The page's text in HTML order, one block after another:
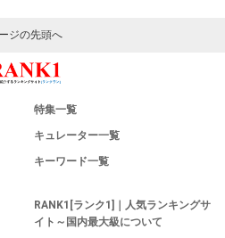
ジの先頭へ
特集一覧
キュレーター一覧
キーワード一覧
RANK1[ランク1]｜人気ランキングサ
イト～国内最大級について